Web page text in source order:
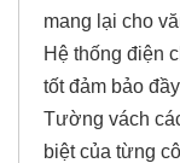
mang lại cho
Hệ thống điện
tốt đảm bảo
Tường vách
biệt của từng